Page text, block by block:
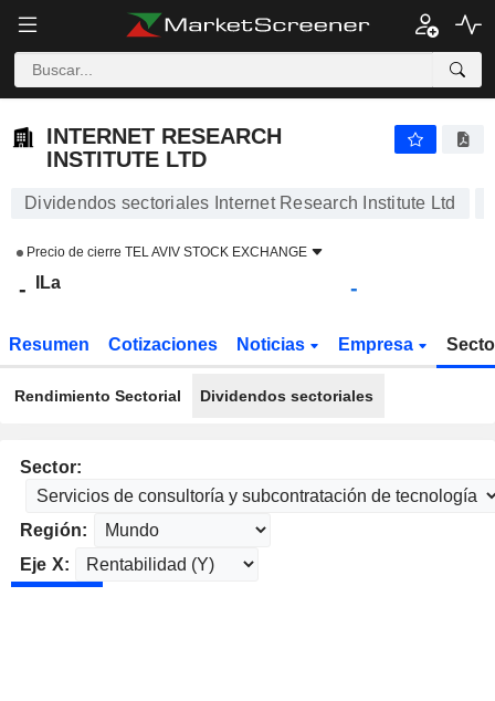
INTERNET RESEARCH INSTITUTE LTD
INTERNET RESEARCH
INSTITUTE LTD
Dividendos sectoriales Internet Research Institute Ltd
Precio de cierre TEL AVIV STOCK EXCHANGE
- ILa -
Resumen Cotizaciones Noticias Empresa
Rendimiento Sectorial Dividendos sectoriales
Sector:
Región:
Eje X: